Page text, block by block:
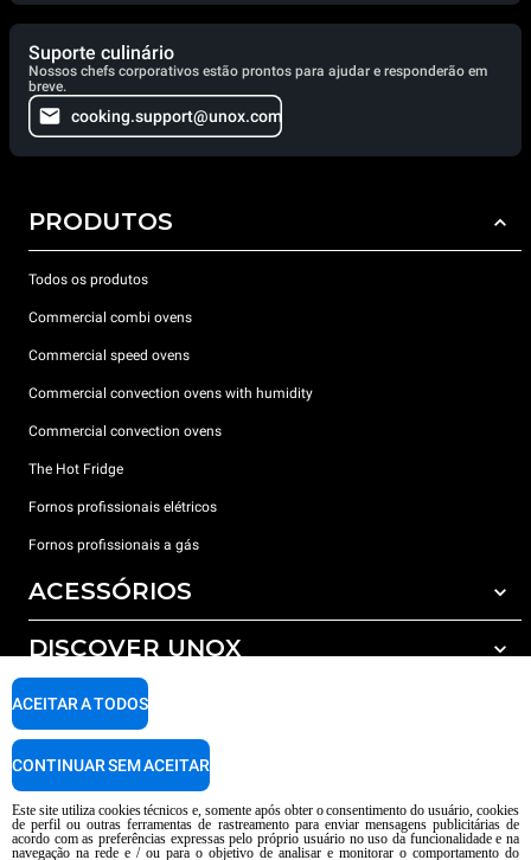
Suporte culinário
Nossos chefs corporativos estão prontos para ajudar e responderão em
breve.
cooking.support@unox.com
PRODUTOS
Todos os produtos
Commercial combi ovens
Commercial speed ovens
Commercial convection ovens with humidity
Commercial convection ovens
The Hot Fridge
Fornos profissionais elétricos
Fornos profissionais a gás
ACESSÓRIOS
Todos os acessórios
Detergents for automatic washing
Detergents for manual washing
Water treatment with resin filters
DISCOVER UNOX
Os nossos escritórios no mundo
SUPPORT
Garantia Unox
Encontre os Centros Service
Este site utiliza cookies técnicos e, somente após obter o consentimento do usuário, cookies
de perfil ou outras ferramentas de rastreamento para enviar mensagens publicitárias de
acordo com as preferências expressas pelo próprio usuário no uso da funcionalidade e na
navegação na rede e / ou para o objetivo de analisar e monitorar o comportamento do
ACEITAR A TODOS
CONTINUAR SEM ACEITAR